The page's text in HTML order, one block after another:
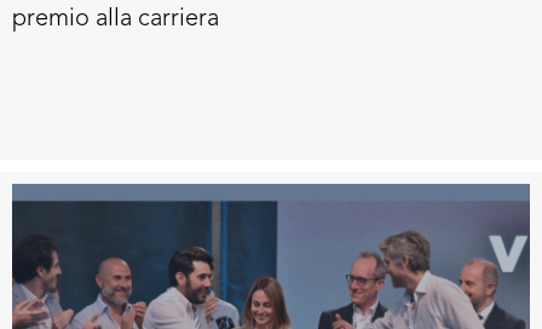
premio alla carriera